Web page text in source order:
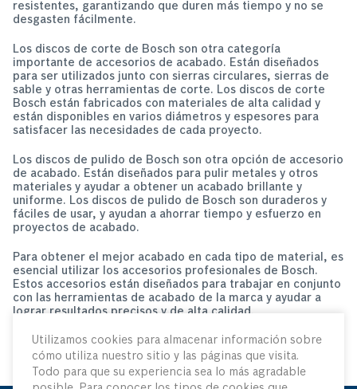
Utilizamos cookies para almacenar información sobre
cómo utiliza nuestro sitio y las páginas que visita.
Todo para que su experiencia sea lo más agradable
resistentes, garantizando que duren más tiempo y no se
desgasten fácilmente.
Los discos de corte de Bosch son otra categoría
importante de accesorios de acabado. Están diseñados
para ser utilizados junto con sierras circulares, sierras de
sable y otras herramientas de corte. Los discos de corte
Bosch están fabricados con materiales de alta calidad y
están disponibles en varios diámetros y espesores para
satisfacer las necesidades de cada proyecto.
Los discos de pulido de Bosch son otra opción de accesorio
de acabado. Están diseñados para pulir metales y otros
materiales y ayudar a obtener un acabado brillante y
uniforme. Los discos de pulido de Bosch son duraderos y
fáciles de usar, y ayudan a ahorrar tiempo y esfuerzo en
proyectos de acabado.
Para obtener el mejor acabado en cada tipo de material, es
esencial utilizar los accesorios profesionales de Bosch.
Estos accesorios están diseñados para trabajar en conjunto
con las herramientas de acabado de la marca y ayudar a
lograr resultados precisos y de alta calidad.